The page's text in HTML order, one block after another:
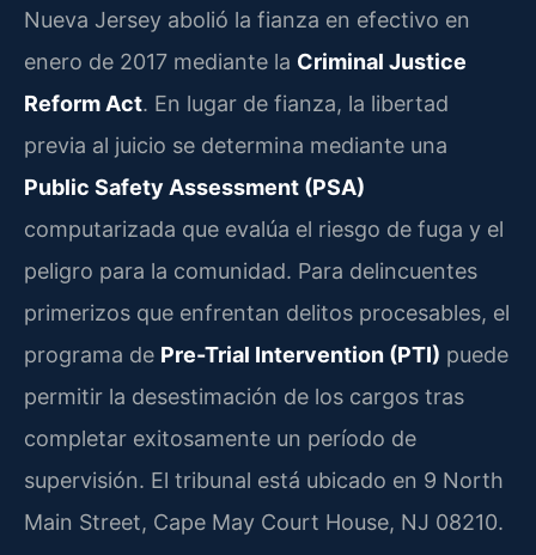
Nueva Jersey abolió la fianza en efectivo en
enero de 2017 mediante la Criminal Justice
Reform Act. En lugar de fianza, la libertad
previa al juicio se determina mediante una
Public Safety Assessment (PSA)
computarizada que evalúa el riesgo de fuga y el
peligro para la comunidad. Para delincuentes
primerizos que enfrentan delitos procesables, el
programa de Pre-Trial Intervention (PTI) puede
permitir la desestimación de los cargos tras
completar exitosamente un período de
supervisión. El tribunal está ubicado en 9 North
Main Street, Cape May Court House, NJ 08210.